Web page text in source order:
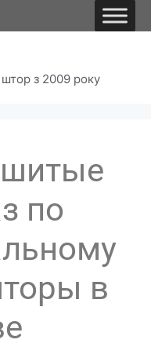
з 2009 року
по
в